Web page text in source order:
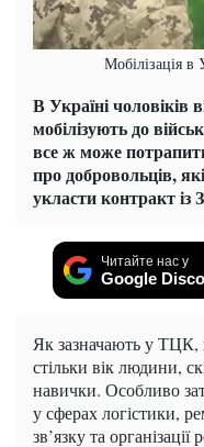
Мобілізація в
В Україні чоловіків
мобілізують до
все ж може
про добровольців,
укласти контракт із
Читайте нас у
Google
Як зазначають у ТЦК,
стільки вік людини,
навички. Особливо
у сферах логістики,
зв’язку та організації